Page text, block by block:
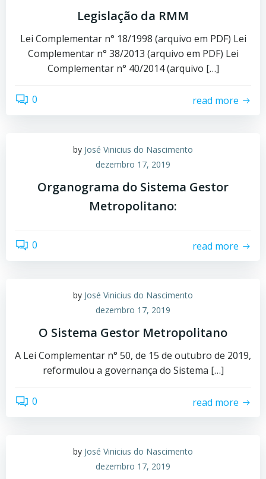
Legislação da RMM
Lei Complementar n° 18/1998 (arquivo em PDF) Lei
Complementar n° 38/2013 (arquivo em PDF) Lei
Complementar n° 40/2014 (arquivo […]
0 read more
by José Vinicius do Nascimento
dezembro 17, 2019
Organograma do Sistema Gestor
Metropolitano:
0 read more
by José Vinicius do Nascimento
dezembro 17, 2019
O Sistema Gestor Metropolitano
A Lei Complementar n° 50, de 15 de outubro de 2019,
reformulou a governança do Sistema […]
0 read more
by José Vinicius do Nascimento
dezembro 17, 2019